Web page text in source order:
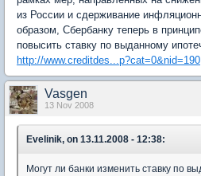
из России и сдерживание
образом, Сбербанку теперь в
повысить ставку по выданному
http://www.creditdes...p?cat=0&nid=190
Vasgen
13 Nov 2008
Evelinik, on 13.11.2008 - 12:38:
Могут ли банки изменить ставку по